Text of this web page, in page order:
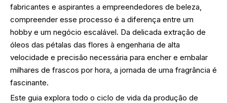
fabricantes e aspirantes a empreendedores de beleza,
compreender esse processo é a diferença entre um
hobby e um negócio escalável. Da delicada extração de
óleos das pétalas das flores à engenharia de alta
velocidade e precisão necessária para encher e embalar
milhares de frascos por hora, a jornada de uma fragrância é
fascinante.
Este guia explora todo o ciclo de vida da produção de